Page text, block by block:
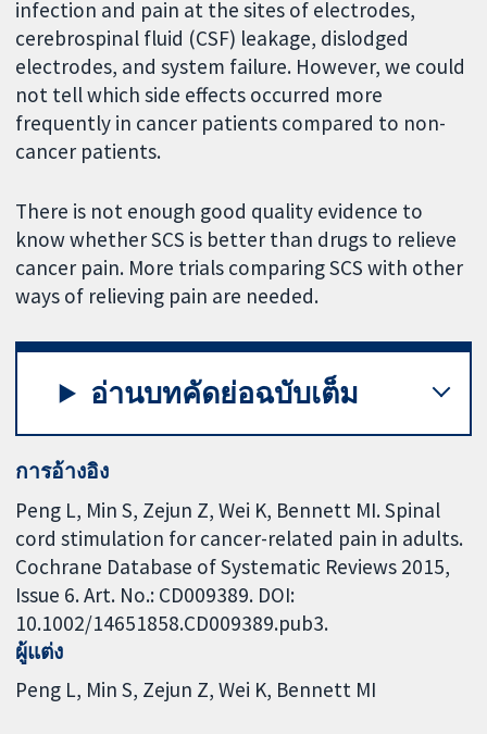
infection and pain at the sites of electrodes,
cerebrospinal fluid (CSF) leakage, dislodged
electrodes, and system failure. However, we could
not tell which side effects occurred more
frequently in cancer patients compared to non-
cancer patients.
There is not enough good quality evidence to
know whether SCS is better than drugs to relieve
cancer pain. More trials comparing SCS with other
ways of relieving pain are needed.
อ่านบทคัดย่อฉบับเต็ม
การอ้างอิง
Peng L, Min S, Zejun Z, Wei K, Bennett MI. Spinal
cord stimulation for cancer-related pain in adults.
Cochrane Database of Systematic Reviews 2015,
Issue 6. Art. No.: CD009389. DOI:
10.1002/14651858.CD009389.pub3.
ผู้แต่ง
Peng L Min S Zejun Z Wei K Bennett MI